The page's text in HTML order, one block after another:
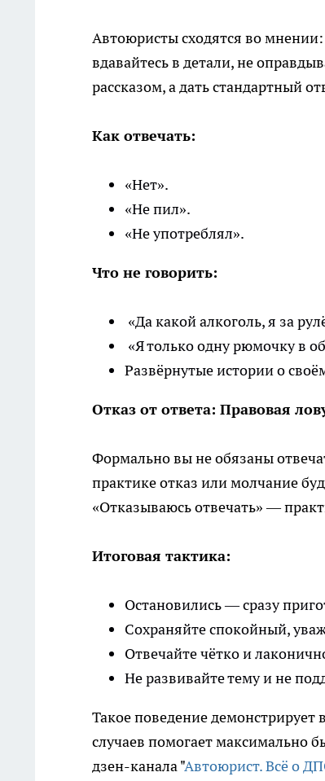
Автоюристы сходятся во
вдавайтесь в детали, не
рассказом, а дать стандартный
Как отвечать:
«Нет».
«Не пил».
«Не употреблял».
Что не говорить:
«Да какой алкоголь, я за
«Я только одну рюмочку в
Развёрнутые истории о
Отказ от ответа: Правовая
Формально вы не обязаны
практике отказ или молчание
«Отказываюсь отвечать» —
Итоговая тактика:
Остановились — сразу
Сохраняйте спокойный,
Отвечайте чётко и
Не развивайте тему и не
Такое поведение демонстрирует
случаев помогает максимально
дзен-канала "Автоюрист. Всё о